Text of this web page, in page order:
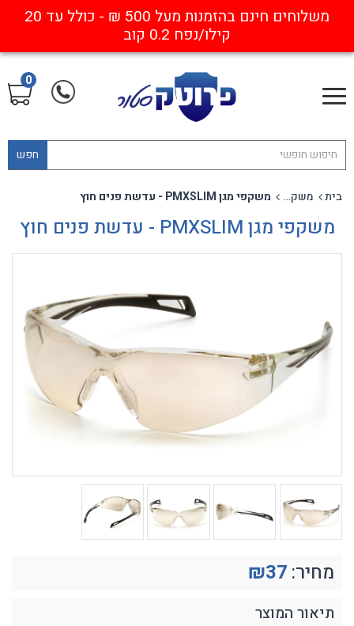
משלוחים חינם בהזמנות מעל 500 ₪ - כולל עד 20
קילו/נפח 0.2 קוב
חפש
0
בית משקפי מגן ייחודיים משקפי מגן PMXSLIM - עדשת פנים חוץ
משקפי מגן PMXSLIM - עדשת פנים חוץ
מחיר: 37
₪
תיאור המוצר